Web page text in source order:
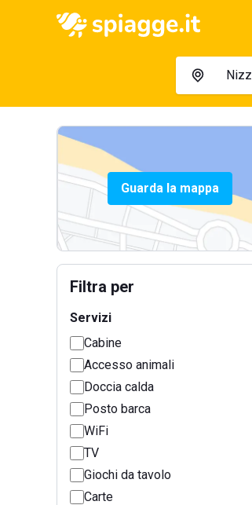
Guarda la mappa
Filtra per
Servizi
Cabine
Accesso animali
Doccia calda
Posto barca
WiFi
TV
Giochi da tavolo
Carte